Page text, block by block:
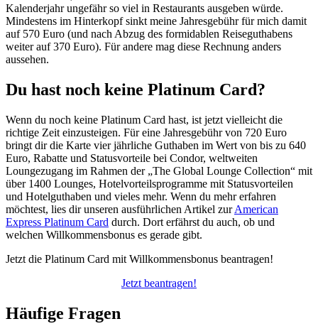
Kalenderjahr ungefähr so viel in Restaurants ausgeben würde.
Mindestens im Hinterkopf sinkt meine Jahresgebühr für mich damit
auf 570 Euro (und nach Abzug des formidablen Reiseguthabens
weiter auf 370 Euro). Für andere mag diese Rechnung anders
aussehen.
Du hast noch keine Platinum Card?
Wenn du noch keine Platinum Card hast, ist jetzt vielleicht die
richtige Zeit einzusteigen. Für eine Jahresgebühr von 720 Euro
bringt dir die Karte vier jährliche Guthaben im Wert von bis zu 640
Euro, Rabatte und Statusvorteile bei Condor, weltweiten
Loungezugang im Rahmen der „The Global Lounge Collection“ mit
über 1400 Lounges, Hotelvorteilsprogramme mit Statusvorteilen
und Hotelguthaben und vieles mehr. Wenn du mehr erfahren
möchtest, lies dir unseren ausführlichen Artikel zurAmerican
Express Platinum Card durch. Dort erfährst du auch, ob und
welchen Willkommensbonus es gerade gibt.
Jetzt die Platinum Card mit Willkommensbonus beantragen!
Jetzt beantragen!
Häufige Fragen